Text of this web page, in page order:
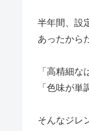
半年間、設
あったから
「高精細
「色味が単
そんなジレ